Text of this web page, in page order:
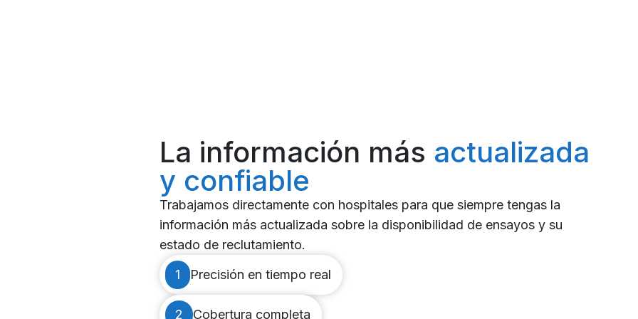
La información más actualizada
y confiable
Trabajamos directamente con hospitales para que siempre tengas la
información más actualizada sobre la disponibilidad de ensayos y su
estado de reclutamiento.
1
Precisión en tiempo real
2 Cobertura completa